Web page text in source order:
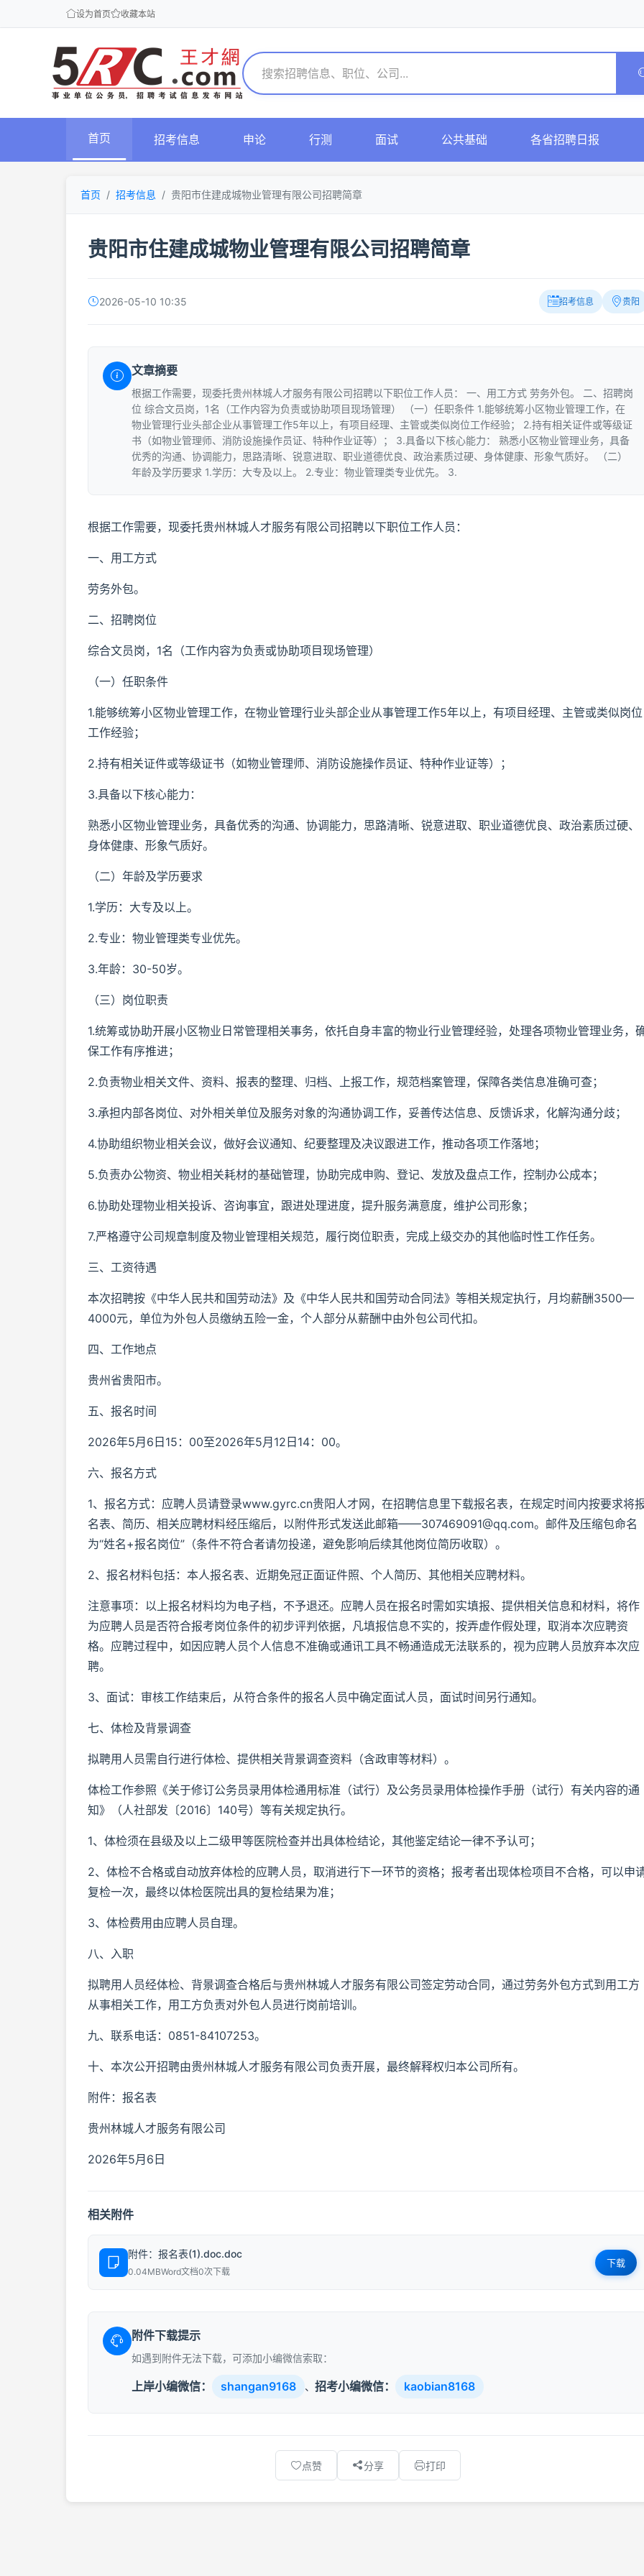
设为首页 收藏本站
首页 招考信息 申论 行测 面试 公共基础 各省招聘日报
首页 招考信息 贵阳市住建成城物业管理有限公司招聘简章
贵阳市住建成城物业管理有限公司招聘简章
2026-05-10 10:35 招考信息 贵阳
文章摘要
根据工作需要，现委托贵州林城人才服务有限公司招聘以下职位工作人员： 一、用工方式 劳务外包。 二、招聘岗
位 综合文员岗，1名（工作内容为负责或协助项目现场管理） （一）任职条件 1.能够统筹小区物业管理工作，在
物业管理行业头部企业从事管理工作5年以上，有项目经理、主管或类似岗位工作经验； 2.持有相关证件或等级证
书（如物业管理师、消防设施操作员证、特种作业证等）； 3.具备以下核心能力： 熟悉小区物业管理业务，具备
优秀的沟通、协调能力，思路清晰、锐意进取、职业道德优良、政治素质过硬、身体健康、形象气质好。 （二）
年龄及学历要求 1.学历：大专及以上。 2.专业：物业管理类专业优先。 3.
根据工作需要，现委托贵州林城人才服务有限公司招聘以下职位工作人员：
一、用工方式
劳务外包。
二、招聘岗位
综合文员岗，1名（工作内容为负责或协助项目现场管理）
（一）任职条件
1.能够统筹小区物业管理工作，在物业管理行业头部企业从事管理工作5年以上，有项目经理、主管或类似岗位
工作经验；
2.持有相关证件或等级证书（如物业管理师、消防设施操作员证、特种作业证等）；
3.具备以下核心能力：
熟悉小区物业管理业务，具备优秀的沟通、协调能力，思路清晰、锐意进取、职业道德优良、政治素质过硬、
身体健康、形象气质好。
（二）年龄及学历要求
1.学历：大专及以上。
2.专业：物业管理类专业优先。
3.年龄：30-50岁。
（三）岗位职责
1.统筹或协助开展小区物业日常管理相关事务，依托自身丰富的物业行业管理经验，处理各项物业管理业务，
保工作有序推进；
2.负责物业相关文件、资料、报表的整理、归档、上报工作，规范档案管理，保障各类信息准确可查；
3.承担内部各岗位、对外相关单位及服务对象的沟通协调工作，妥善传达信息、反馈诉求，化解沟通分歧；
4.协助组织物业相关会议，做好会议通知、纪要整理及决议跟进工作，推动各项工作落地；
5.负责办公物资、物业相关耗材的基础管理，协助完成申购、登记、发放及盘点工作，控制办公成本；
6.协助处理物业相关投诉、咨询事宜，跟进处理进度，提升服务满意度，维护公司形象；
7.严格遵守公司规章制度及物业管理相关规范，履行岗位职责，完成上级交办的其他临时性工作任务。
三、工资待遇
本次招聘按《中华人民共和国劳动法》及《中华人民共和国劳动合同法》等相关规定执行，月均薪酬3500—
4000元，单位为外包人员缴纳五险一金，个人部分从薪酬中由外包公司代扣。
四、工作地点
贵州省贵阳市。
五、报名时间
2026年5月6日15：00至2026年5月12日14：00。
六、报名方式
1、报名方式：应聘人员请登录www.gyrc.cn贵阳人才网，在招聘信息里下载报名表，在规定时间内按要求将
名表、简历、相关应聘材料经压缩后，以附件形式发送此邮箱——307469091@qq.com。邮件及压缩包命名
为“姓名+报名岗位”（条件不符合者请勿投递，避免影响后续其他岗位简历收取）。
2、报名材料包括：本人报名表、近期免冠正面证件照、个人简历、其他相关应聘材料。
注意事项：以上报名材料均为电子档，不予退还。应聘人员在报名时需如实填报、提供相关信息和材料，将作
为应聘人员是否符合报考岗位条件的初步评判依据，凡填报信息不实的，按弄虚作假处理，取消本次应聘资
格。应聘过程中，如因应聘人员个人信息不准确或通讯工具不畅通造成无法联系的，视为应聘人员放弃本次应
聘。
3、面试：审核工作结束后，从符合条件的报名人员中确定面试人员，面试时间另行通知。
七、体检及背景调查
拟聘用人员需自行进行体检、提供相关背景调查资料（含政审等材料）。
体检工作参照《关于修订公务员录用体检通用标准（试行）及公务员录用体检操作手册（试行）有关内容的通
知》（人社部发〔2016〕140号）等有关规定执行。
1、体检须在县级及以上二级甲等医院检查并出具体检结论，其他鉴定结论一律不予认可；
2、体检不合格或自动放弃体检的应聘人员，取消进行下一环节的资格；报考者出现体检项目不合格，可以申
复检一次，最终以体检医院出具的复检结果为准；
3、体检费用由应聘人员自理。
八、入职
拟聘用人员经体检、背景调查合格后与贵州林城人才服务有限公司签定劳动合同，通过劳务外包方式到用工方
从事相关工作，用工方负责对外包人员进行岗前培训。
九、联系电话：0851-84107253。
十、本次公开招聘由贵州林城人才服务有限公司负责开展，最终解释权归本公司所有。
附件：报名表
贵州林城人才服务有限公司
2026年5月6日
相关附件
附件：报名表(1).doc.doc
0.04MBWord文档0次下载
下载
附件下载提示
如遇到附件无法下载，可添加小编微信索取：
上岸小编微信： shangan9168 、 招考小编微信： kaobian8168
点赞 分享 打印